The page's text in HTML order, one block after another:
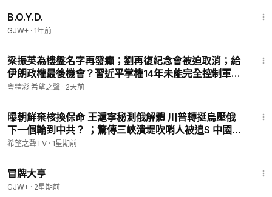
B.O.Y.D.
GJW+ · 1年前
梁振英為樓盤名字再發癲；劉再復紀念會被迫取消；給
伊朗政權最後機會？習近平掌權14年未能完全控制軍
隊？ 主持：石頭 嘉賓：林松博士 Nina【頭頭是道】
粵精彩 希望之聲 · 2天前
曝朝鮮棄核換保命 王滬寧秘測俄解體 川普轉挺烏壓俄
下一個輪到中共？ ；驚傳三峽潰堤吹哨人被追S 中國災
民造反了【每日頭條】
希望之聲TV · 1星期前
冒牌大亨
GJW+ · 2星期前